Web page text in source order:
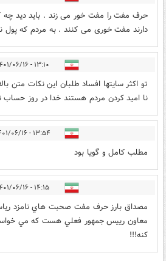
حرف مفت را مفت خور می زند . باید دید چه
دارند مفت خوری می کنند . به مردم که
۱۳:۱۰ - ۱۴۰۱/۰۶/۱۶
تو اکثر سایتها افساد طلبان این نکات متن
نا امید کردن مردم هستند خدا در روز حساب
۱۳:۵۴ - ۱۴۰۱/۰۶/۱۶
مطلب کامل و گویا بود
۱۴:۱۵ - ۱۴۰۱/۰۶/۱۶
مصداق بارز حرف مفت صحبت هاي نامزد
كنه!!!